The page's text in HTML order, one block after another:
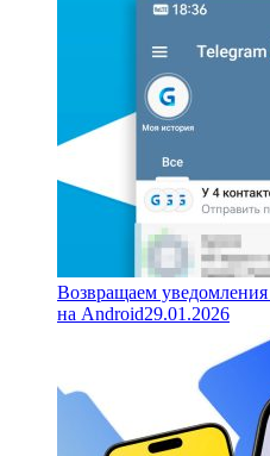
Возвращаем
на Android29.01.2026